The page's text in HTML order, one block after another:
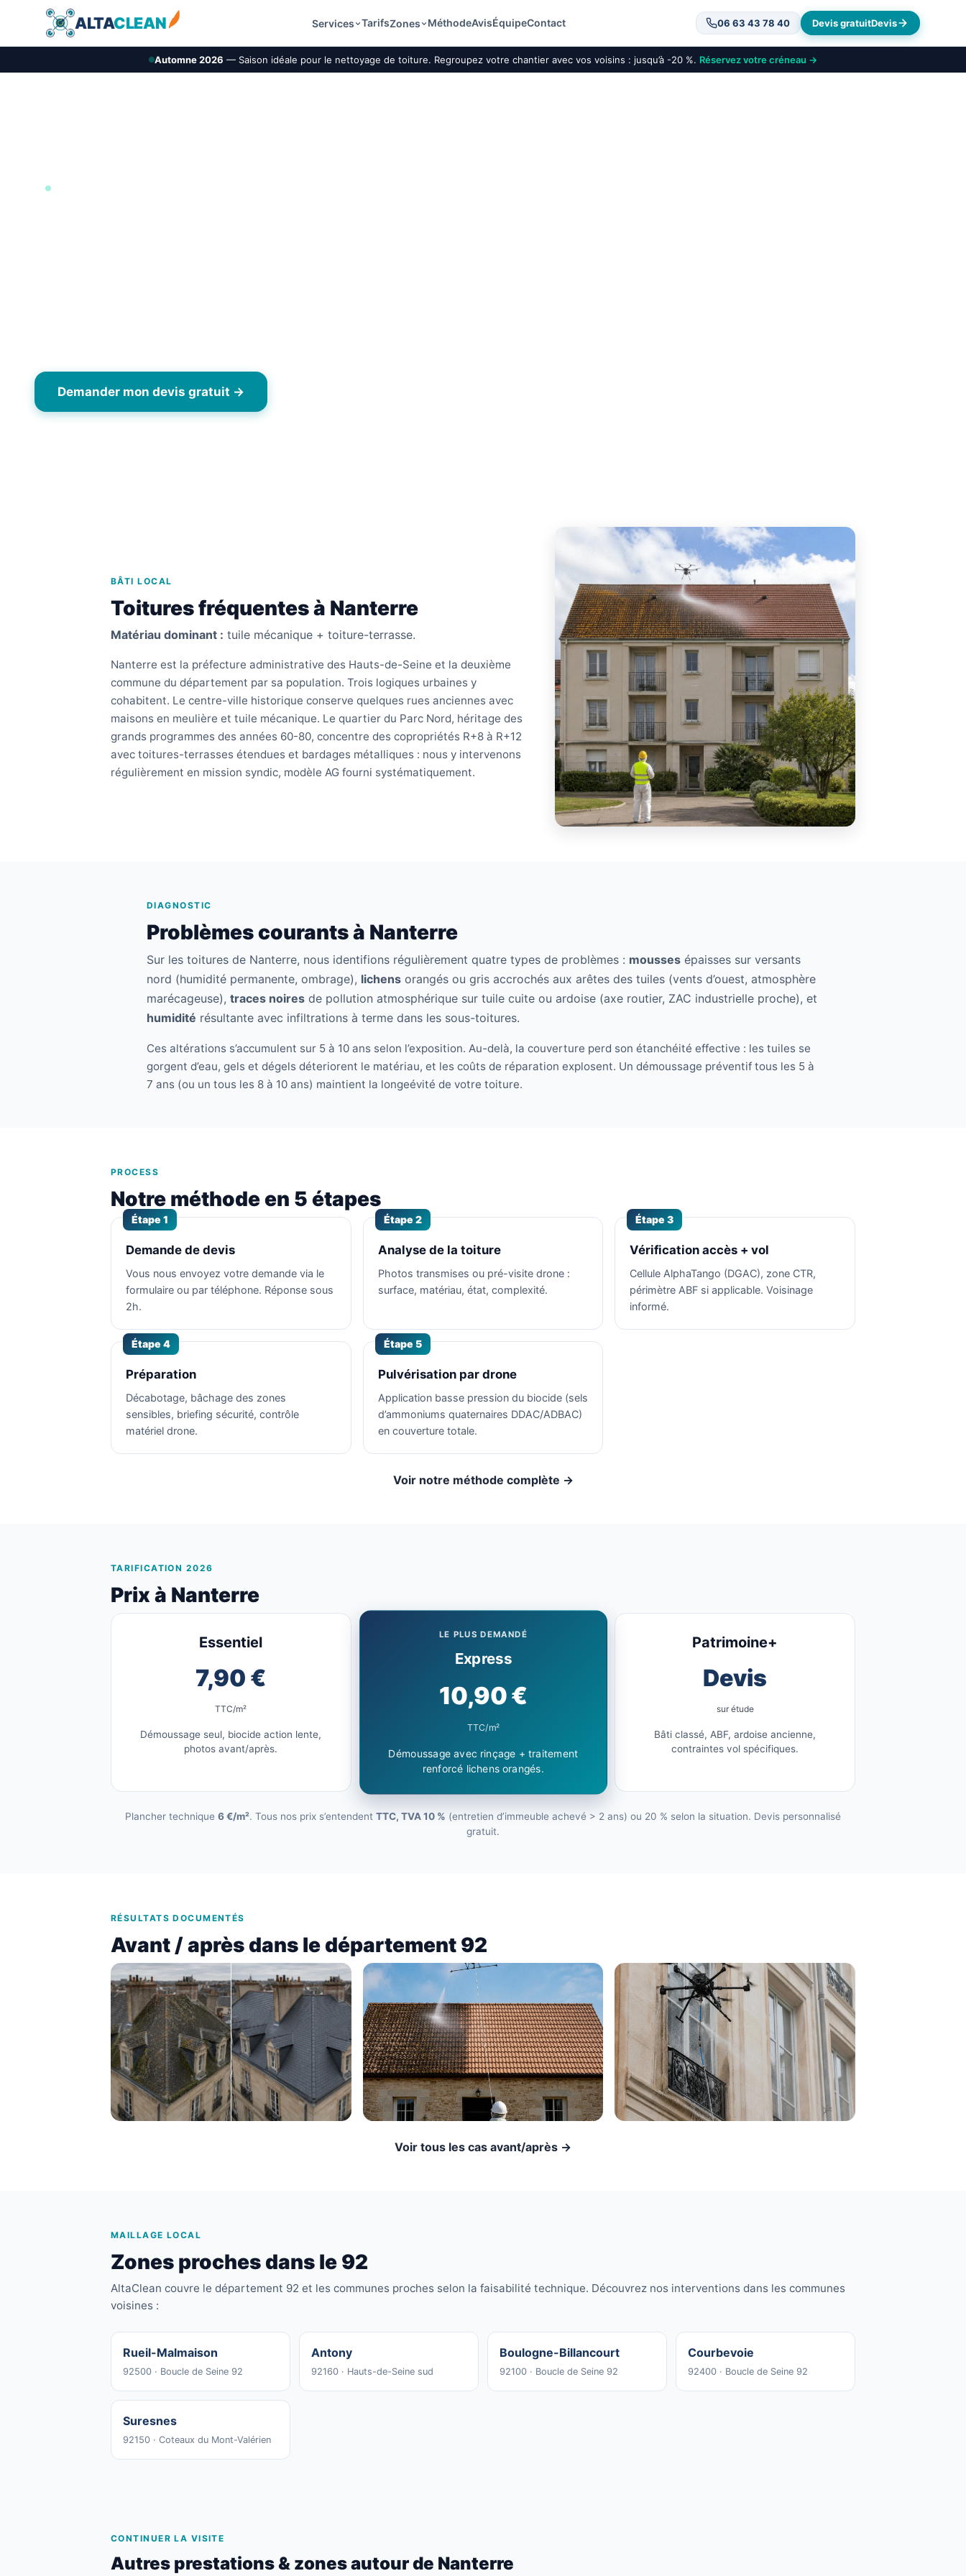
ALTACLEAN Services TarifsZones MéthodeAvisÉquipeContact 06 63 43 78 40 Devis gratuitDevis
Automne 2026 — Saison idéale pour le nettoyage de toiture. Regroupez votre chantier avec vos voisins : jusqu’à -20 %. Réservez votre créneau →
Demander mon devis gratuit →
BÂTI LOCAL
Toitures fréquentes à Nanterre
Matériau dominant : tuile mécanique + toiture-terrasse.
Nanterre est la préfecture administrative des Hauts-de-Seine et la deuxième
commune du département par sa population. Trois logiques urbaines y
cohabitent. Le centre-ville historique conserve quelques rues anciennes avec
maisons en meulière et tuile mécanique. Le quartier du Parc Nord, héritage des
grands programmes des années 60-80, concentre des copropriétés R+8 à R+12
avec toitures-terrasses étendues et bardages métalliques : nous y intervenons
régulièrement en mission syndic, modèle AG fourni systématiquement.
DIAGNOSTIC
Problèmes courants à Nanterre
Sur les toitures de Nanterre, nous identifions régulièrement quatre types de problèmes : mousses épaisses sur versants
nord (humidité permanente, ombrage), lichens orangés ou gris accrochés aux arêtes des tuiles (vents d’ouest, atmosphère
marécageuse), traces noires de pollution atmosphérique sur tuile cuite ou ardoise (axe routier, ZAC industrielle proche), et
humidité résultante avec infiltrations à terme dans les sous-toitures.
Ces altérations s’accumulent sur 5 à 10 ans selon l’exposition. Au-delà, la couverture perd son étanchéité effective : les tuiles se
gorgent d’eau, gels et dégels déteriorent le matériau, et les coûts de réparation explosent. Un démoussage préventif tous les 5 à
7 ans (ou un tous les 8 à 10 ans) maintient la longeévité de votre toiture.
PROCESS
Notre méthode en 5 étapes
Étape 1
Demande de devis
Vous nous envoyez votre demande via le
formulaire ou par téléphone. Réponse sous
2h.
Étape 2
Analyse de la toiture
Photos transmises ou pré-visite drone :
surface, matériau, état, complexité.
Étape 3
Vérification accès + vol
Cellule AlphaTango (DGAC), zone CTR,
périmètre ABF si applicable. Voisinage
informé.
Étape 4
Préparation
Décabotage, bâchage des zones
sensibles, briefing sécurité, contrôle
matériel drone.
Étape 5
Pulvérisation par drone
Application basse pression du biocide (sels
d’ammoniums quaternaires DDAC/ADBAC)
en couverture totale.
Voir notre méthode complète →
TARIFICATION 2026
Prix à Nanterre
Essentiel
7,90 €
TTC/m²
Démoussage seul, biocide action lente,
photos avant/après.
LE PLUS DEMANDÉ
Express
10,90 €
TTC/m²
Démoussage avec rinçage + traitement
renforcé lichens orangés.
Patrimoine+
Devis
sur étude
Bâti classé, ABF, ardoise ancienne,
contraintes vol spécifiques.
Plancher technique 6 €/m². Tous nos prix s’entendent TTC, TVA 10 % (entretien d’immeuble achevé > 2 ans) ou 20 % selon la situation. Devis personnalisé
gratuit.
RÉSULTATS DOCUMENTÉS
Avant / après dans le département 92
Voir tous les cas avant/après →
MAILLAGE LOCAL
Zones proches dans le 92
AltaClean couvre le département 92 et les communes proches selon la faisabilité technique. Découvrez nos interventions dans les communes
voisines :
Rueil-Malmaison
92500 · Boucle de Seine 92
Antony
92160 · Hauts-de-Seine sud
Boulogne-Billancourt
92100 · Boucle de Seine 92
Courbevoie
92400 · Boucle de Seine 92
Suresnes
92150 · Coteaux du Mont-Valérien
CONTINUER LA VISITE
Autres prestations & zones autour de Nanterre